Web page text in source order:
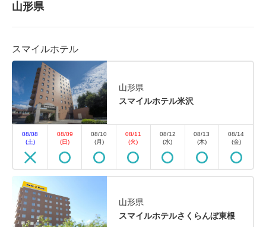
山形県
スマイルホテル
山形県
スマイルホテル米沢
08/08
(土)
08/09
(日)
08/10
(月)
08/11
(火)
08/12
(水)
08/13
(木)
08/14
(金)
山形県
スマイルホテルさくらんぼ東根